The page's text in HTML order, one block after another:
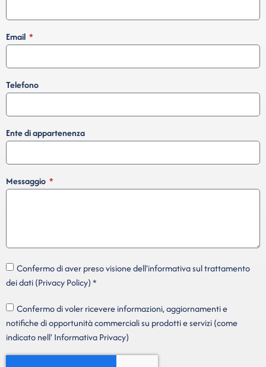
Email
Telefono
Ente di appartenenza
Messaggio
Confermo di aver preso visione dell'informativa sul trattamento
dei dati (Privacy Policy) *
Confermo di voler ricevere informazioni, aggiornamenti e
notifiche di opportunità commerciali su prodotti e servizi (come
indicato nell' Informativa Privacy)